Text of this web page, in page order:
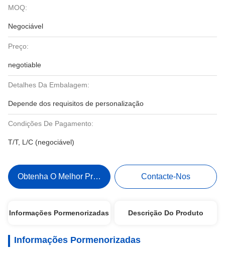
MOQ:
Negociável
Preço:
negotiable
Detalhes Da Embalagem:
Depende dos requisitos de personalização
Condições De Pagamento:
T/T, L/C (negociável)
Obtenha O Melhor Preço Contacte-Nos
Informações Pormenorizadas Descrição Do Produto
Informações Pormenorizadas